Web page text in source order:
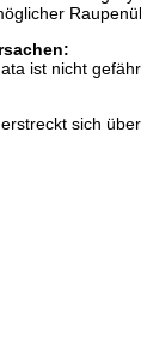
ist nicht
sich